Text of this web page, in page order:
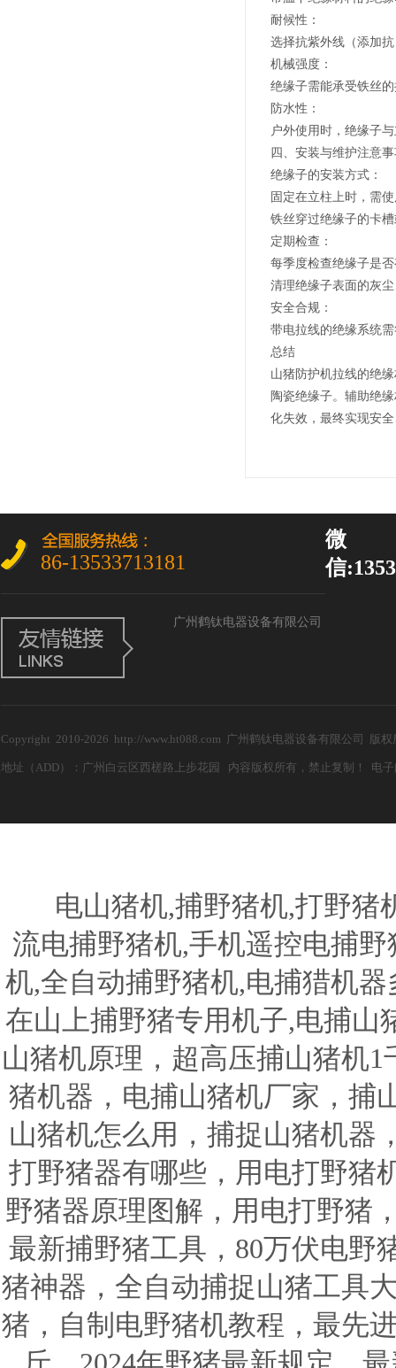
耐候性：
选择抗紫外线（添加
机械强度：
绝缘子需能承受铁丝
防水性：
户外使用时，绝缘子
四、安装与维护注意
绝缘子的安装方式：
固定在立柱上时，需
铁丝穿过绝缘子的卡
定期检查：
每季度检查绝缘子是
清理绝缘子表面的灰
安全合规：
带电拉线的绝缘系统
总结
山猪防护机拉线的绝
陶瓷绝缘子。辅助绝
化失效，最终实现安
86-13533713181
微
信
广州鹤钛电器设备有限公司
Copyright 2010-2026 http://www.ht088.com 广州鹤钛电器设备有限公司 版
地址（ADD）：广州白云区西槎路上步花园 内容版权所有，禁止复制！ 电
电山猪机,捕野猪机,打野猪
流电捕野猪机,手机遥控电捕
机,全自动捕野猪机,电捕猎机
在山上捕野猪专用机子,电捕山
山猪机原理，超高压捕山猪机
猪机器，电捕山猪机厂家，捕
山猪机怎么用，捕捉山猪机器
打野猪器有哪些，用电打野猪
野猪器原理图解，用电打野猪
最新捕野猪工具，80万伏电野
猪神器，全自动捕捉山猪工具
猪，自制电野猪机教程，最先